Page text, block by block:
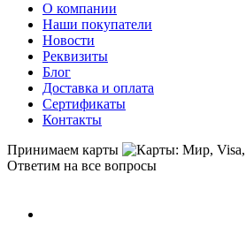
О компании
Наши покупатели
Новости
Реквизиты
Блог
Доставка и оплата
Сертификаты
Контакты
Принимаем карты
Ответим на все вопросы